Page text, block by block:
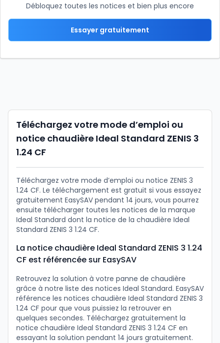
Débloquez toutes les notices et bien plus encore
Essayer gratuitement
Téléchargez votre mode d’emploi ou
notice chaudière Ideal Standard ZENIS 3
1.24 CF
Téléchargez votre mode d’emploi ou notice ZENIS 3
1.24 CF. Le téléchargement est gratuit si vous essayez
gratuitement EasySAV pendant 14 jours, vous pourrez
ensuite télécharger toutes les notices de la marque
Ideal Standard dont la notice de la chaudière Ideal
Standard ZENIS 3 1.24 CF.
La notice chaudière Ideal Standard ZENIS 3 1.24
CF est référencée sur EasySAV
Retrouvez la solution à votre panne de chaudière
grâce à notre liste des notices Ideal Standard. EasySAV
référence les notices chaudière Ideal Standard ZENIS 3
1.24 CF pour que vous puissiez la retrouver en
quelques secondes. Téléchargez gratuitement la
notice chaudière Ideal Standard ZENIS 3 1.24 CF en
essayant la solution pendant 14 jours gratuitement.